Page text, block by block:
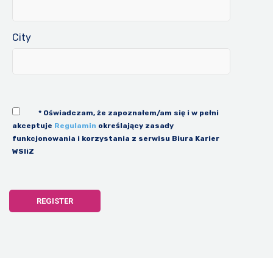
City
* Oświadczam, że zapoznałem/am się i w pełni
akceptuje Regulamin określający zasady
funkcjonowania i korzystania z serwisu Biura Karier
WSIiZ